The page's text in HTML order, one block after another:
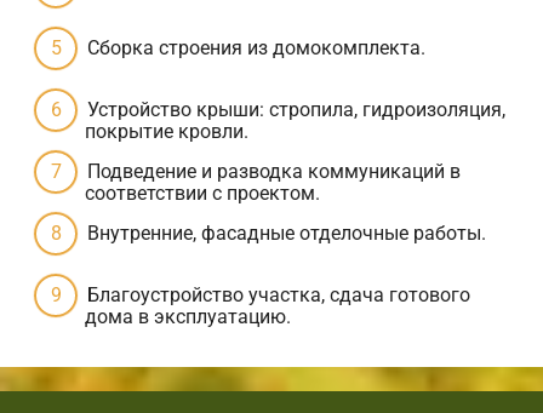
Сборка строения из домокомплекта.
Устройство крыши: стропила, гидроизоляция,
покрытие кровли.
Подведение и разводка коммуникаций в
соответствии с проектом.
Внутренние, фасадные отделочные работы.
Благоустройство участка, сдача готового
дома в эксплуатацию.